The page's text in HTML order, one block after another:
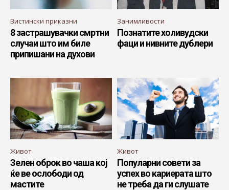
Вистински приказни
8 застрашувачки смртни
случаи што им биле
припишани на духови
Занимливости
Познатите холивудски
фаци и нивните дублери
Живот
Зелен оброк во чаша кој
ќе ве ослободи од
мастите
Живот
Популарни совети за
успех во кариерата што
не треба да ги слушате